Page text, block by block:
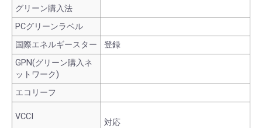
グリーン購入法
PCグリーンラベル
国際エネルギースター
登録
GPN(グリーン購入ネ
ットワーク)
エコリーフ
VCCI
対応